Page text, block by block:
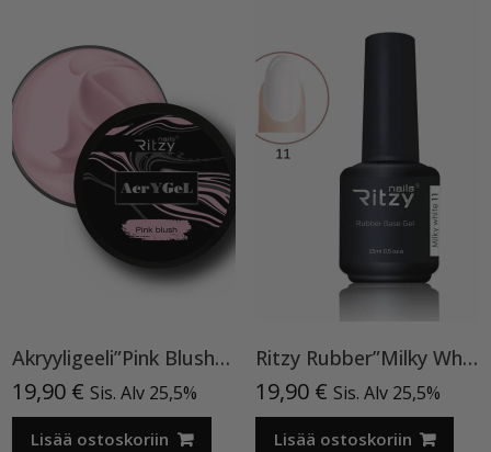
Akryyligeeli”Pink Blush”15ml
19,90 € Sis. Alv 25,5%
Lisää ostoskoriin
Ritzy Rubber”Milky White”11 , alusgeeli
19,90 € Sis. Alv 25,5%
Lisää ostoskoriin